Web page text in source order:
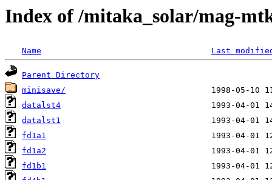
Index of /mitaka_solar/mag-
Name Last
Parent Directory
minisave/
datalst4
datalst1
fd1a1
fd1a2
fd1b1